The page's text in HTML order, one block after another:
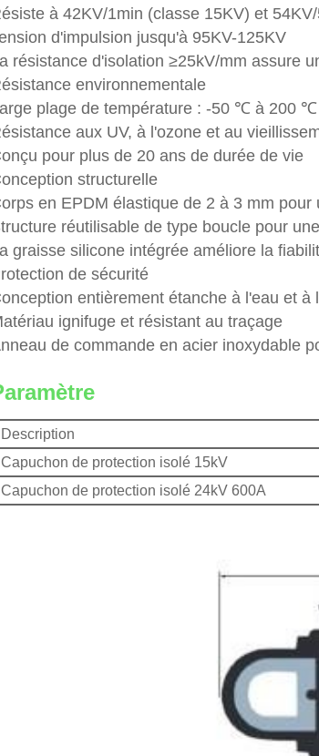
à 42KV/1min (classe 15KV) et
d'impulsion jusqu'à 95KV-125KV
résistance d'isolation ≥25kV/mm assure
environnementale
plage de température : -50 ℃ à 200 ℃
aux UV, à l'ozone et au
pour plus de 20 ans de durée de vie
structurelle
en EPDM élastique de 2 à 3 mm
réutilisable de type boucle pour
graisse silicone intégrée améliore la
de sécurité
entièrement étanche à l'eau et à
ignifuge et résistant au traçage
de commande en acier inoxydable
Description
Capuchon de protection isolé 15kV
Capuchon de protection isolé 24kV 600A